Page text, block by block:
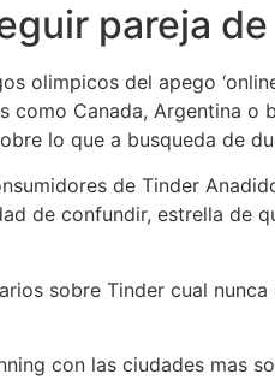
pareja
olimpicos del apego
Canada, Argentina
lo que a busqueda de
de Tinder
de confundir, estrella de
sobre Tinder cual
con las ciudades mas